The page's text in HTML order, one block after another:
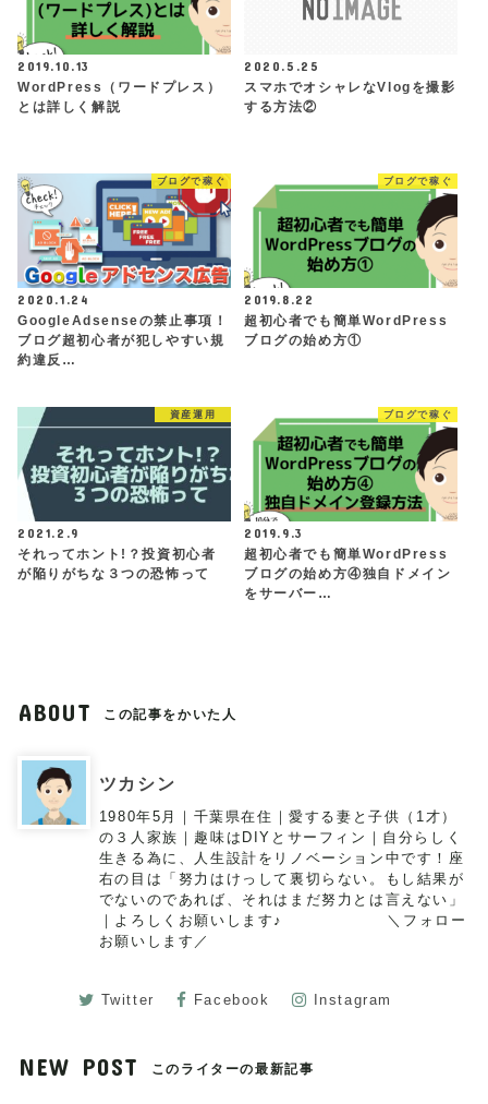
2019.10.13
WordPress（ワードプレス）
とは詳しく解説
2020.5.25
スマホでオシャレなVlogを撮影
する方法②
ブログで稼ぐ
2020.1.24
GoogleAdsenseの禁止事項！
ブログ超初心者が犯しやすい規
約違反…
ブログで稼ぐ
2019.8.22
超初心者でも簡単WordPress
ブログの始め方①
資産運用
2021.2.9
それってホント!？投資初心者
が陥りがちな３つの恐怖って
ブログで稼ぐ
2019.9.3
超初心者でも簡単WordPress
ブログの始め方④独自ドメイン
をサーバー…
ABOUT この記事をかいた人
ツカシン
1980年5月｜千葉県在住｜愛する妻と子供（1才）
の３人家族｜趣味はDIYとサーフィン｜自分らしく
生きる為に、人生設計をリノベーション中です！座
右の目は「努力はけっして裏切らない。もし結果が
でないのであれば、それはまだ努力とは言えない」
｜よろしくお願いします♪ ＼フォロー
お願いします／
Twitter Facebook Instagram
NEW POST このライターの最新記事